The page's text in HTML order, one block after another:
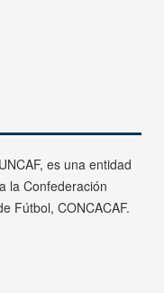
es una entidad
la Confederación
Fútbol, CONCACAF.